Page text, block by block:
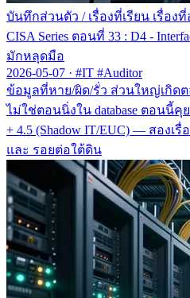
บันทึกส่วนตัว / เรื่องที่เรียน เรื่อง
CISA Series ตอนที่ 33 : D4 -
มักหลุดมือ
2026-05-07 · #IT #Auditor
ข้อมูลที่หาย/ผิด/รั่ว ส่วนใหญ่เกิดต
ไม่ใช่ตอนนิ่งใน database ตอนนี้คุย
+ 4.5 (Shadow IT/EUC) — สองเ
และ รอยต่อใต้ดิน